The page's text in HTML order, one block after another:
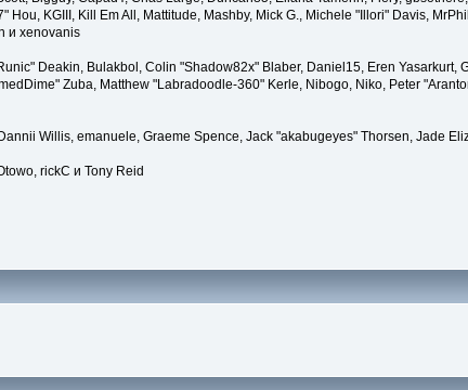
KGIII, Kill Em All, Mattitude, Mashby, Mick G., Michele "Illori" Davis,
и xenovanis
Deakin, Bulakbol, Colin "Shadow82x" Blaber, Daniel15, Eren Yasarkurt,
Zuba, Matthew "Labradoodle-360" Kerle, Nibogo, Niko, Peter
Willis, emanuele, Graeme Spence, Jack "akabugeyes" Thorsen, Jade
rickC и Tony Reid